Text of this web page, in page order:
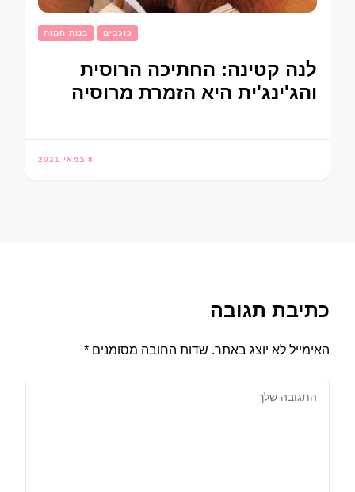
בנות חמות כוכבים
לנה קטינה: החתיכה הרוסית
והג'ינג'ית היא הזמרת מרוסיה
8 במאי 2021
כתיבת תגובה
האימייל לא יוצג באתר. שדות החובה מסומנים *